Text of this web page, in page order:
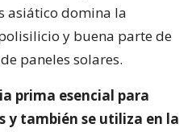
asiático domina la
y buena parte de
paneles solares.
prima esencial para
y también se utiliza en la